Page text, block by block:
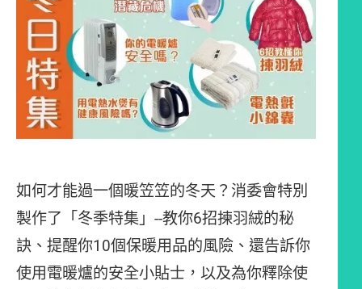
如何才能過一個暖笠笠的冬天？消委會特別
製作了「冬季特集」--教你6招揀羽絨的秘
訣、提醒你10個保暖用品的風險、還告訴你
使用電暖爐的安全小貼士，以及為你釋除使